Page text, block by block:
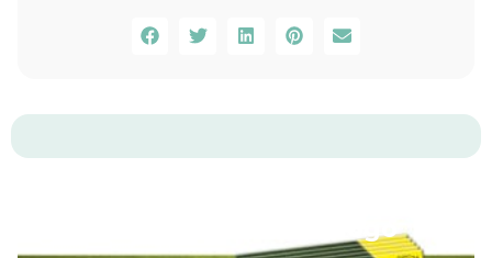
Descarga nuestro catálogo